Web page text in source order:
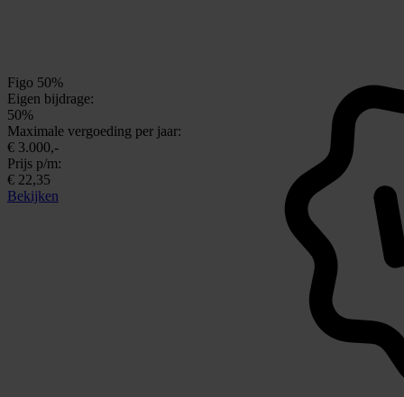
Figo 50%
Eigen bijdrage:
50%
Maximale vergoeding per jaar:
€ 3.000,-
Prijs p/m:
€ 22,35
Bekijken